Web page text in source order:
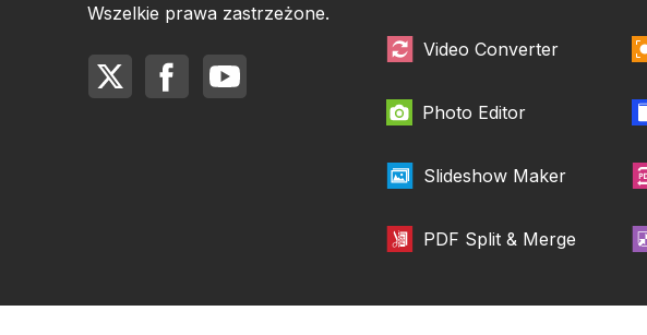
Wszelkie prawa zastrzeżone.
Video Converter
Photo Editor
Slideshow Maker
PDF Split & Merge